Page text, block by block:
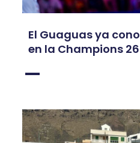
El Guaguas ya
en la Champions